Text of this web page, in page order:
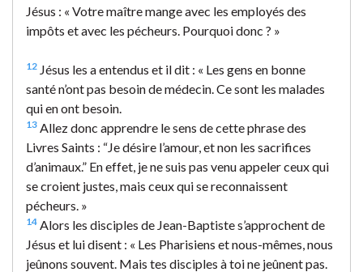
Jésus : « Votre maître mange avec les employés des
impôts et avec les pécheurs. Pourquoi donc ? »
12 Jésus les a entendus et il dit : « Les gens en bonne
santé n’ont pas besoin de médecin. Ce sont les malades
qui en ont besoin.
13 Allez donc apprendre le sens de cette phrase des
Livres Saints : “Je désire l’amour, et non les sacrifices
d’animaux.” En effet, je ne suis pas venu appeler ceux qui
se croient justes, mais ceux qui se reconnaissent
pécheurs. »
14 Alors les disciples de Jean-Baptiste s’approchent de
Jésus et lui disent : « Les Pharisiens et nous-mêmes, nous
jeûnons souvent. Mais tes disciples à toi ne jeûnent pas.